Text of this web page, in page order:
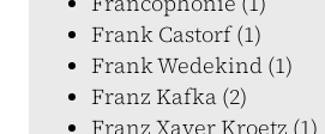
Frank Castorf (1)
Frank Wedekind (1)
Franz Kafka (2)
Franz Xaver Kroetz (1)